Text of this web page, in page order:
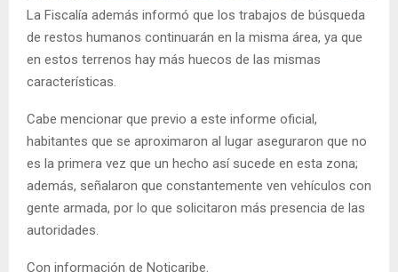
La Fiscalía además informó que los trabajos de búsqueda
de restos humanos continuarán en la misma área, ya que
en estos terrenos hay más huecos de las mismas
características.
Cabe mencionar que previo a este informe oficial,
habitantes que se aproximaron al lugar aseguraron que no
es la primera vez que un hecho así sucede en esta zona;
además, señalaron que constantemente ven vehículos con
gente armada, por lo que solicitaron más presencia de las
autoridades.
Con información de Noticaribe.